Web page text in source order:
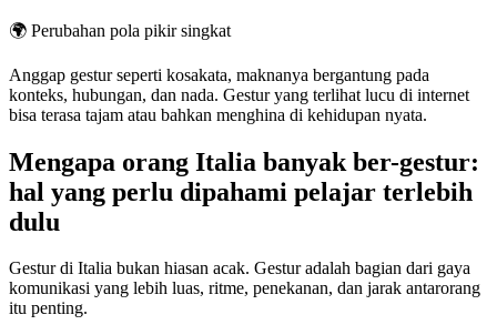
🌍 Perubahan pola pikir singkat
Anggap gestur seperti kosakata, maknanya bergantung pada
konteks, hubungan, dan nada. Gestur yang terlihat lucu di internet
bisa terasa tajam atau bahkan menghina di kehidupan nyata.
Mengapa orang Italia banyak ber-gestur:
hal yang perlu dipahami pelajar terlebih
dulu
Gestur di Italia bukan hiasan acak. Gestur adalah bagian dari gaya
komunikasi yang lebih luas, ritme, penekanan, dan jarak antarorang
itu penting.